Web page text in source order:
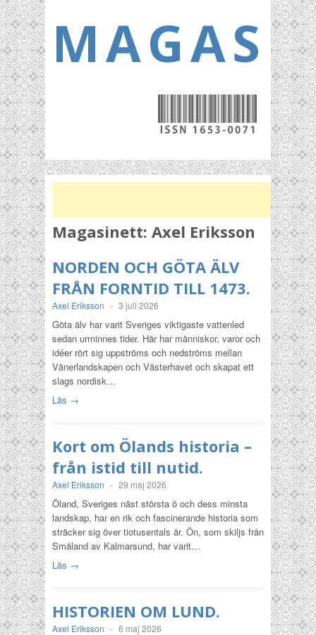
Magasinett: Axel Eriksson
NORDEN OCH GÖTA ÄLV
FRÅN FORNTID TILL 1473.
Axel Eriksson - 3 juli 2026
Göta älv har varit Sveriges viktigaste vattenled
sedan urminnes tider. Här har människor, varor och
idéer rört sig uppströms och nedströms mellan
Vänerlandskapen och Västerhavet och skapat ett
slags nordisk…
Läs →
Kort om Ölands historia –
från istid till nutid.
Axel Eriksson - 29 maj 2026
Öland, Sveriges näst största ö och dess minsta
landskap, har en rik och fascinerande historia som
sträcker sig över tiotusentals år. Ön, som skiljs från
Småland av Kalmarsund, har varit…
Läs →
HISTORIEN OM LUND.
Axel Eriksson - 6 maj 2026